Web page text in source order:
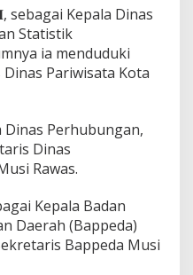
sebagai Kepala Dinas
Statistik
ia menduduki
Pariwisata Kota
Dinas Perhubungan,
Dinas
Rawas.
Kepala Badan
Daerah (Bappeda)
Bappeda Musi